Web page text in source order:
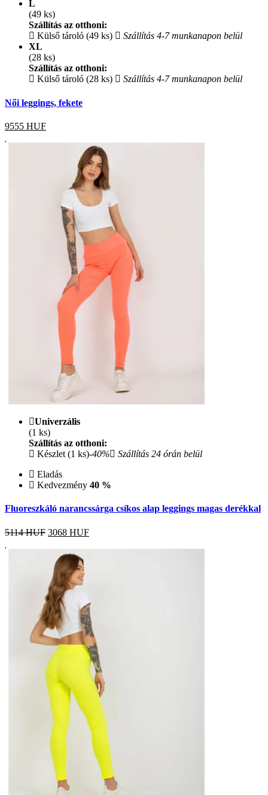
L
(49 ks)
Szállítás az otthoni:
Külső tároló (49 ks)
Szállítás 4-7 munkanapon belül
XL
(28 ks)
Szállítás az otthoni:
Külső tároló (28 ks)
Szállítás 4-7 munkanapon belül
Női leggings, fekete
9555 HUF
Univerzális
(1 ks)
Szállítás az otthoni:
Készlet (1 ks)-40%
Szállítás 24 órán belül
Eladás
Kedvezmény 40 %
Fluoreszkáló narancssárga csíkos alap leggings magas derékkal
5114 HUF 3068 HUF